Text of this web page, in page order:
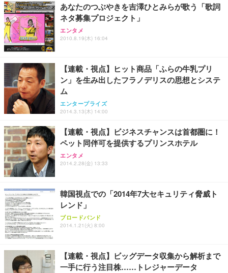
レスト 3Dヘッドレスト ハンガー付き 高反発クッシ
ョン PCチェア 通気性メッシュ ゲーミング/勉強/事
務用 おしゃれ パソコンチェア (ホワイト)
￥7,680
ANDWINT オフィスチェア デスクチェア 肘なし メ
ト 幅52×奥行58.5×高さ84～96cm テレワーク 在宅
勤務 ブラック
￥4,139
応 ComfortView ビジネス向け
￥15,800
【MiniLED/24.5inch/280Hz/FHD】GRAPHT THE S
像低減 (3年保証 | 輝点保証 | 日本メーカー)
￥34,980
￥3,670
アイリスオーヤマ ペットシーツ 超厚型 お徳用 レギ
￥3,731
あなたのつぶやきを吉澤ひとみらが歌う「歌詞
ネタ募集プロジェクト」
エンタメ
2010.8.19(木) 16:04
【連載・視点】ヒット商品「ふらの牛乳プリ
ン」を生み出したフラノデリスの思想とシステ
ム
エンタープライズ
2014.3.13(木) 14:00
【連載・視点】ビジネスチャンスは首都圏に！
ペット同伴可を提供するプリンスホテル
エンタメ
2014.2.28(金) 13:33
韓国視点での「2014年7大セキュリティ脅威ト
レンド」
ブロードバンド
2014.1.21(火) 8:00
【連載・視点】ビッグデータ収集から解析まで
一手に行う注目株……トレジャーデータ